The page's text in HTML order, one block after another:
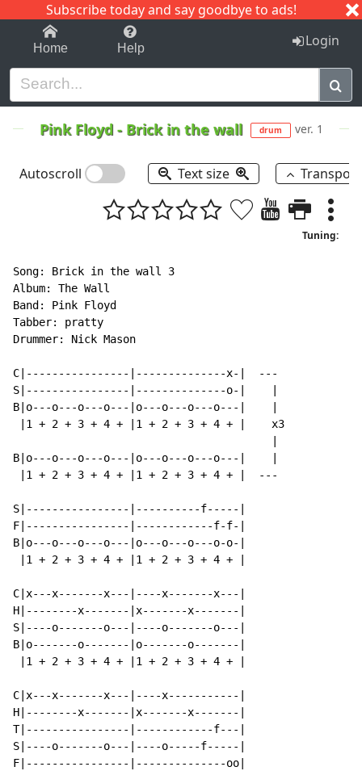
Subscribe today and say goodbye to ads!
1-9 C I J
Home Help Login
Pink Floyd- Brick in the wall drum ver. 1
Autoscroll Text size
Tuning:
Song: Brick in the wall 3
Album: The Wall
Band: Pink Floyd
Tabber: pratty
Drummer: Nick Mason
C|----------------|--------------x-|  ---
S|----------------|--------------o-|    |
B|o---o---o---o---|o---o---o---o---|    |
|1 + 2 + 3 + 4 + |1 + 2 + 3 + 4 + |    x3
B|o---o---o---o---|o---o---o---o---|    |
|1 + 2 + 3 + 4 + |1 + 2 + 3 + 4 + |  ---
S|----------------|----------f-----|
F|----------------|------------f-f-|
B|o---o---o---o---|o---o---o---o-o-|
|1 + 2 + 3 + 4 + |1 + 2 + 3 + 4 + |
C|x---x-------x---|----x-------x---|
H|--------x-------|x-------x-------|
S|----o-------o---|----o-------o---|
B|o-------o-------|o-------o-------|
|1 + 2 + 3 + 4 + |1 + 2 + 3 + 4 + |
C|x---x-------x---|----x-----------|
H|--------x-------|x-------x-------|
T|----------------|------------f---|
S|----o-------o---|----o-----f-----|
F|----------------|--------------oo|